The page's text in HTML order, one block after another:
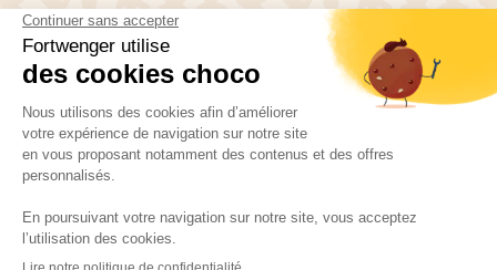
Vous êtes fan de pains d'épices ?
Fortwenger ©2026
Conditions générales de ventesMentions légales